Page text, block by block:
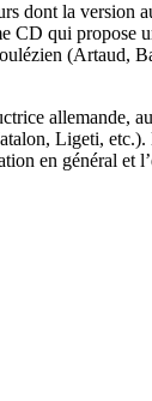
dont la version
CD qui propose
(Artaud,
Ligeti,
en général